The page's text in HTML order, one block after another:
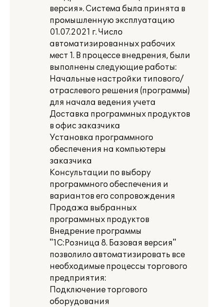
версия». Система была принята в
промышленную эксплуатацию
01.07.2021 г. Число
автоматизированных рабочих
мест 1. В процессе внедрения, были
выполнены следующие работы:
Начальные настройки типового/
отраслевого решения (программы)
для начала ведения учета
Доставка программных продуктов
в офис заказчика
Установка программного
обеспечения на компьютеры
заказчика
Консультации по выбору
программного обеспечения и
вариантов его сопровождения
Продажа выбранных
программных продуктов
Внедрение программы
"1С:Розница 8. Базовая версия"
позволило автоматизировать все
необходимые процессы торгового
предприятия:
Подключение торгового
оборудования